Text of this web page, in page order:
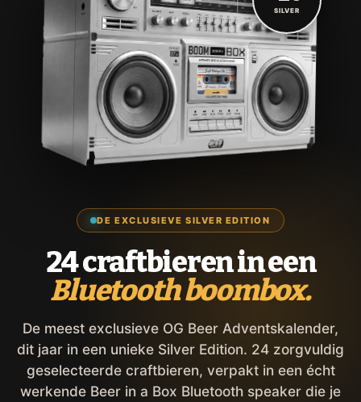
DE EXCLUSIEVE SILVER EDITION
24 craftbieren in een
Bluetooth boombox.
De meest exclusieve OG Beer Adventskalender,
dit jaar in een unieke Silver Edition. 24 zorgvuldig
geselecteerde craftbieren, verpakt in een écht
werkende Beer in a Box Bluetooth speaker die je
SILVER